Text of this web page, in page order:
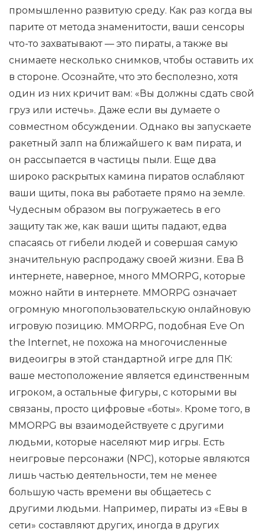
промышленно развитую среду. Как раз когда вы
парите от метода знаменитости, ваши сенсоры
что-то захватывают — это пираты, а также вы
снимаете несколько снимков, чтобы оставить их
в стороне. Осознайте, что это бесполезно, хотя
один из них кричит вам: «Вы должны сдать свой
груз или истечь». Даже если вы думаете о
совместном обсуждении. Однако вы запускаете
ракетный залп на ближайшего к вам пирата, и
он рассыпается в частицы пыли. Еще два
широко раскрытых камина пиратов ослабляют
ваши щиты, пока вы работаете прямо на земле.
Чудесным образом вы погружаетесь в его
защиту так же, как ваши щиты падают, едва
спасаясь от гибели людей и совершая самую
значительную распродажу своей жизни. Ева В
интернете, наверное, много MMORPG, которые
можно найти в интернете. MMORPG означает
огромную многопользовательскую онлайновую
игровую позицию. MMORPG, подобная Eve On
the Internet, не похожа на многочисленные
видеоигры в этой стандартной игре для ПК:
ваше местоположение является единственным
игроком, а остальные фигуры, с которыми вы
связаны, просто цифровые «боты». Кроме того, в
MMORPG вы взаимодействуете с другими
людьми, которые населяют мир игры. Есть
неигровые персонажи (NPC), которые являются
лишь частью деятельности, тем не менее
большую часть времени вы общаетесь с
другими людьми. Например, пираты из «Евы в
сети» составляют других, иногда в других